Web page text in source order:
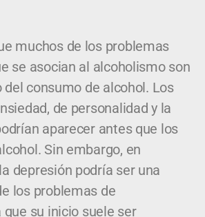
muchos de los problemas
se asocian al alcoholismo son
del consumo de alcohol. Los
de personalidad y la
aparecer antes que los
Sin embargo, en
depresión podría ser una
los problemas de
que su inicio suele ser